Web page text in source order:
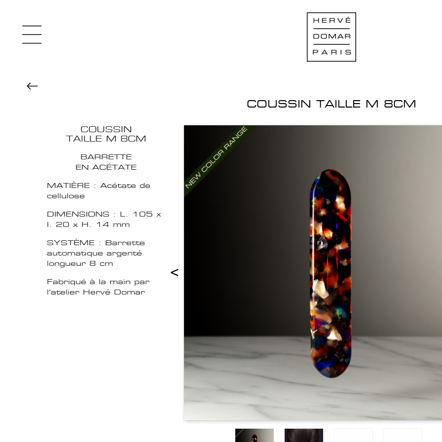
COUSSIN TAILLE M 8CM
COUSSIN
TAILLE M 8CM
BARRETTE
EN ACÉTATE
MATIÈRE : Acétate de
cellulose
DIMENSIONS : L. 105 x
l. 20 x H. 14 mm
SYSTÈME : Barrette
automatique argenté
longueur 8 cm
Fabriqué à la main par
l'atelier Hervé Domar
<